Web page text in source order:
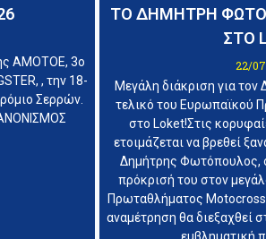
ΑΜΟΤΟΕ, 3ο
, την 18-
Σερρών.
ΤΟ ΔΗΜΗΤΡΗ
ΣΤΟ
22/
Μεγάλη διάκριση για
τελικό του Ευρωπαϊκού
στο Loket!Στις
ετοιμάζεται να βρεθεί
Δημήτρης Φωτόπουλος,
πρόκρισή του στον
Πρωταθλήματος
αναμέτρηση θα διεξαχθεί
εμβληματική